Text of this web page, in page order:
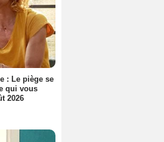
: Le piège se
qui vous
2026